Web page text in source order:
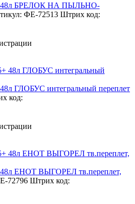
48л БРЕЛОК НА ПЫЛЬНО-
ФЕ-72513 Штрих код:
ГЛОБУС интегральный переплет
код:
ЕНОТ ВЫГОРЕЛ тв.переплет,
72796 Штрих код: